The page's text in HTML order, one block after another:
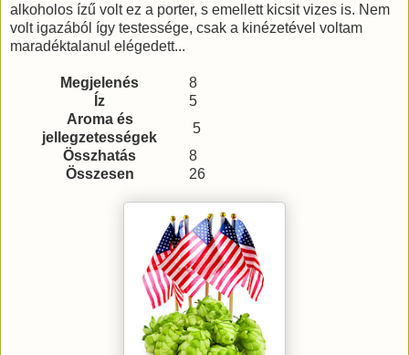
alkoholos ízű volt ez a porter, s emellett kicsit vizes is. Nem
volt igazából így testessége, csak a kinézetével voltam
maradéktalanul elégedett...
Megjelenés
8
Íz
5
Aroma és
jellegzetességek
5
Összhatás
8
Összesen
26